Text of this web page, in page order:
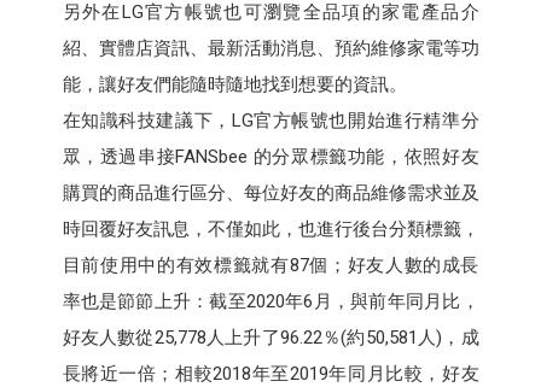
另外在LG官方帳號也可瀏覽全品項的家電產品介
紹、實體店資訊、最新活動消息、預約維修家電等功
能，讓好友們能隨時隨地找到想要的資訊。
在知識科技建議下，LG官方帳號也開始進行精準分
眾，透過串接FANSbee 的分眾標籤功能，依照好友
購買的商品進行區分、每位好友的商品維修需求並及
時回覆好友訊息，不僅如此，也進行後台分類標籤，
目前使用中的有效標籤就有87個；好友人數的成長
率也是節節上升：截至2020年6月，與前年同月比，
好友人數從25,778人上升了96.22％(約50,581人)，成
長將近一倍；相較2018年至2019年同月比較，好友